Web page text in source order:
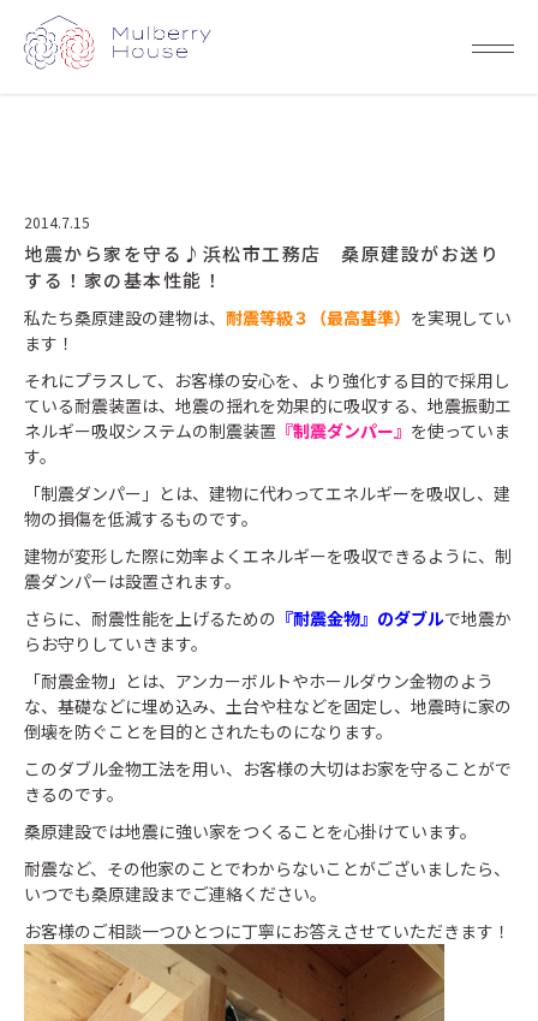
2014.7.15
地震から家を守る♪浜松市工務店 桑原建設がお送り
する！家の基本性能！
私たち桑原建設の建物は、 耐震等級３（最高基準） を実現してい
ます！
それにプラスして、お客様の安心を、より強化する目的で採用し
ている耐震装置は、地震の揺れを効果的に吸収する、地震振動エ
ネルギー吸収システムの制震装置 『制震ダンパー』 を使っていま
す。
「制震ダンパー」とは、建物に代わってエネルギーを吸収し、建
物の損傷を低減するものです。
建物が変形した際に効率よくエネルギーを吸収できるように、制
震ダンパーは設置されます。
さらに、耐震性能を上げるための 『耐震金物』のダブルで地震か
らお守りしていきます。
「耐震金物」とは、アンカーボルトやホールダウン金物のよう
な、基礎などに埋め込み、土台や柱などを固定し、地震時に家の
倒壊を防ぐことを目的とされたものになります。
このダブル金物工法を用い、お客様の大切はお家を守ることがで
きるのです。
桑原建設では地震に強い家をつくることを心掛けています。
耐震など、その他家のことでわからないことがございましたら、
いつでも桑原建設までご連絡ください。
お客様のご相談一つひとつに丁寧にお答えさせていただきます！